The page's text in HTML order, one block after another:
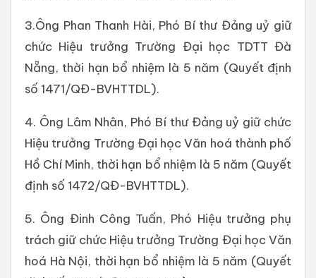
3.Ông Phan Thanh Hài, Phó Bí thư Đảng uỷ giữ
chức Hiệu trưởng Trường Đại học TDTT Đà
Nẵng, thời hạn bổ nhiệm là 5 năm (Quyết định
số 1471/QĐ-BVHTTDL).
4. Ông Lâm Nhân, Phó Bí thư Đảng uỷ giữ chức
Hiệu trưởng Trường Đại học Văn hoá thành phố
Hồ Chí Minh, thời hạn bổ nhiệm là 5 năm (Quyết
định số 1472/QĐ-BVHTTDL).
5. Ông Đinh Công Tuấn, Phó Hiệu trưởng phụ
trách giữ chức Hiệu trưởng Trường Đại học Văn
hoá Hà Nội, thời hạn bổ nhiệm là 5 năm (Quyết